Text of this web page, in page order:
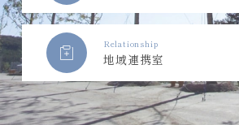
Relationship
地域連携室